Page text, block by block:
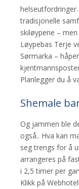
tradisjonelle
skiløypene –
Løypebas Terje
Sørmarka –
Planlegger du å
Shemale
Og jammen ble
også.. Hva kan
seg trengs for å
arrangeres på
i 2,5 timer per
Klikk på